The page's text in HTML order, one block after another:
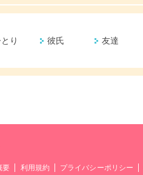
り 彼氏 友達
要 利用規約 プライバシーポリシー